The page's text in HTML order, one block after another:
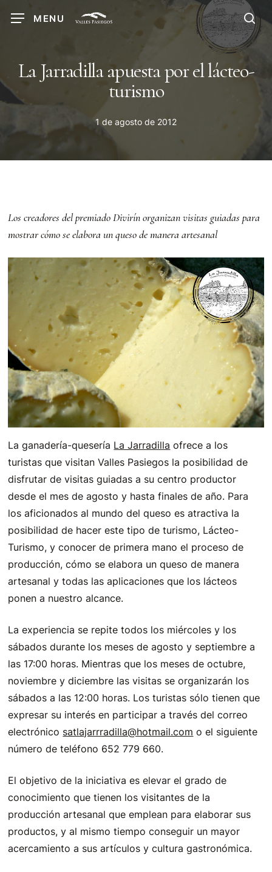
MENU
La Jarradilla apuesta por el lácteo-
turismo
1 de agosto de 2012
Los creadores del premiado Divirín organizan visitas guiadas para
mostrar cómo se elabora un queso de manera artesanal
La ganadería-quesería La Jarradilla ofrece a los
turistas que visitan Valles Pasiegos la posibilidad de
disfrutar de visitas guiadas a su centro productor
desde el mes de agosto y hasta finales de año. Para
los aficionados al mundo del queso es atractiva la
posibilidad de hacer este tipo de turismo, Lácteo-
Turismo, y conocer de primera mano el proceso de
producción, cómo se elabora un queso de manera
artesanal y todas las aplicaciones que los lácteos
ponen a nuestro alcance.
La experiencia se repite todos los miércoles y los
sábados durante los meses de agosto y septiembre a
las 17:00 horas. Mientras que los meses de octubre,
noviembre y diciembre las visitas se organizarán los
sábados a las 12:00 horas. Los turistas sólo tienen que
expresar su interés en participar a través del correo
electrónico satlajarrradilla@hotmail.com o el siguiente
número de teléfono 652 779 660.
El objetivo de la iniciativa es elevar el grado de
conocimiento que tienen los visitantes de la
producción artesanal que emplean para elaborar sus
productos, y al mismo tiempo conseguir un mayor
acercamiento a sus artículos y cultura gastronómica.